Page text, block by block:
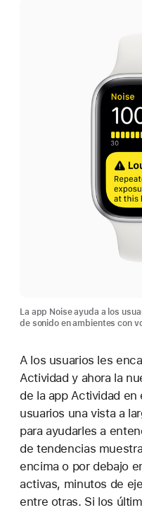
La app Noise ayuda a los
de sonido en ambientes con
A los usuarios les
Actividad y ahora la
de la app Actividad en
usuarios una vista a
para ayudarles a
de tendencias
encima o por debajo
activas, minutos de
entre otras. Si los